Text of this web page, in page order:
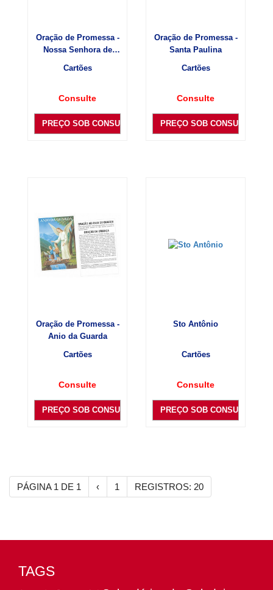
Oração de Promessa -
Nossa Senhora de
Cartões
Consulte
PREÇO SOB CONSULTA
Oração de Promessa -
Santa Paulina
Cartões
Consulte
PREÇO SOB CONSULTA
Oração de Promessa -
Anjo da Guarda
Cartões
Consulte
PREÇO SOB CONSULTA
Sto Antônio
Cartões
Consulte
PREÇO SOB CONSULTA
PÁGINA 1 DE 1 ‹ 1 REGISTROS: 20
TAGS